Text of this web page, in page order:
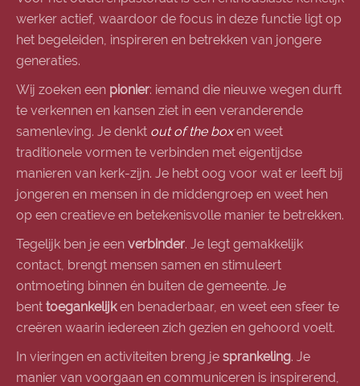
werker actief, waardoor de focus in deze functie ligt op
het begeleiden, inspireren en betrekken van jongere
generaties.
Wij zoeken een pionier: iemand die nieuwe wegen durft
te verkennen en kansen ziet in een veranderende
samenleving. Je denkt out of the boxen weet
traditionele vormen te verbinden met eigentijdse
manieren van kerk-zijn. Je hebt oog voor wat er leeft bij
jongeren en mensen in de middengroep en weet hen
op een creatieve en betekenisvolle manier te betrekken.
Tegelijk ben je een verbinder. Je legt gemakkelijk
contact, brengt mensen samen en stimuleert
ontmoeting binnen én buiten de gemeente. Je
bent toegankelijken benaderbaar, en weet een sfeer te
creëren waarin iedereen zich gezien en gehoord voelt.
In vieringen en activiteiten breng je sprankeling. Je
manier van voorgaan en communiceren is inspirerend,